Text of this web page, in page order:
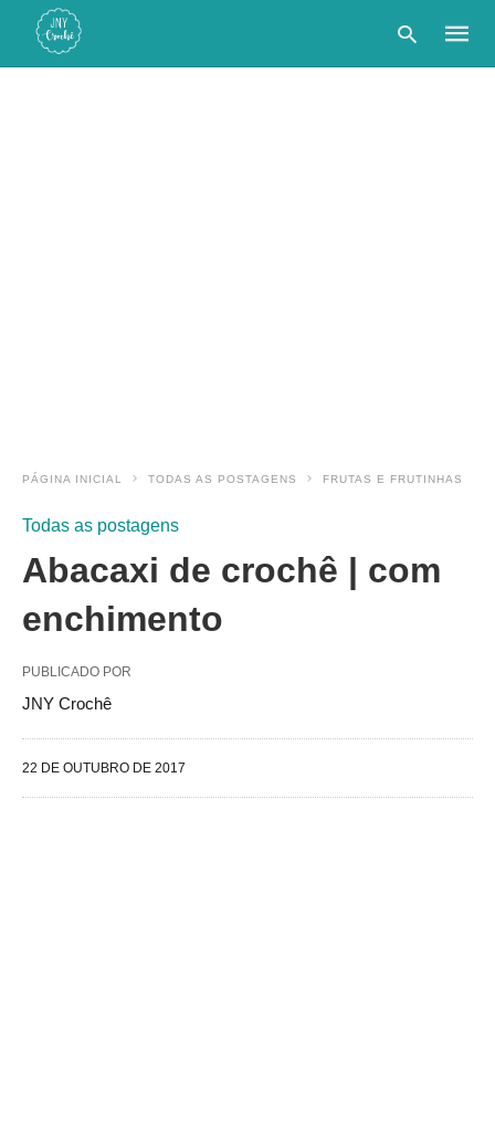
PÁGINA INICIAL TODAS AS POSTAGENS FRUTAS E FRUTINHAS
Todas as postagens
Abacaxi de crochê | com
enchimento
PUBLICADO POR
JNY Crochê
22 DE OUTUBRO DE 2017